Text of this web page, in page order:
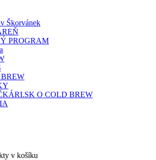
Škorvánek
PROGRAM
O COLD BREW
v košíku